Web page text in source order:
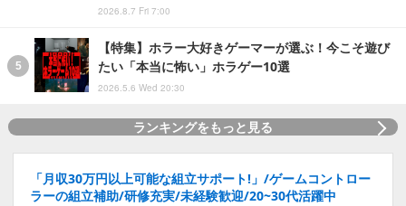
2026.8.7 Fri 7:00
【特集】ホラー大好きゲーマーが選ぶ！今こそ遊び
たい「本当に怖い」ホラゲー10選
2026.5.6 Wed 20:30
ランキングをもっと見る
「月収30万円以上可能な組立サポート!」/ゲームコントロー
ラーの組立補助/研修充実/未経験歓迎/20~30代活躍中